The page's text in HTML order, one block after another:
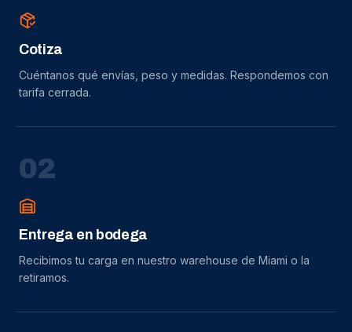
Cotiza
Cuéntanos qué envías, peso y medidas. Respondemos con
tarifa cerrada.
02
Entrega en bodega
Recibimos tu carga en nuestro warehouse de Miami o la
retiramos.